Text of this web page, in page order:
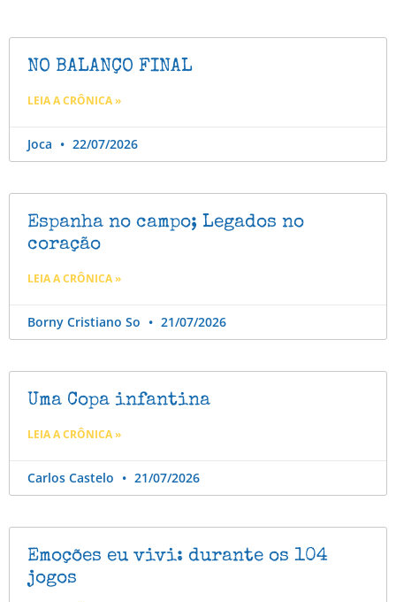
NO BALANÇO FINAL
LEIA A CRÔNICA »
Joca 22/07/2026
Espanha no campo; Legados no
coração
LEIA A CRÔNICA »
Borny Cristiano So 21/07/2026
Uma Copa infantina
LEIA A CRÔNICA »
Carlos Castelo 21/07/2026
Emoções eu vivi: durante os 104
jogos